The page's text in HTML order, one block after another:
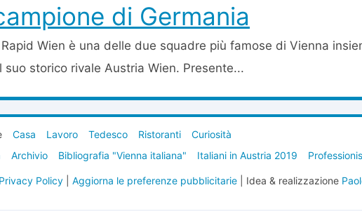
di Germania
Rapid Wien è una delle due squadre più famose di Vienna
suo storico rivale Austria Wien. Presente...
Casa Lavoro Tedesco Ristoranti
Curiosità
Archivio Bibliografia "Vienna italiana" Italiani in Austria 2019
Privacy Policy| Aggiorna le preferenze pubblicitarie| Idea & realizzazione